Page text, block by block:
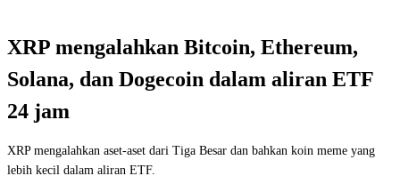
XRP mengalahkan Bitcoin, Ethereum,
Solana, dan Dogecoin dalam aliran ETF
24 jam
XRP mengalahkan aset-aset dari Tiga Besar dan bahkan koin meme yang
lebih kecil dalam aliran ETF.